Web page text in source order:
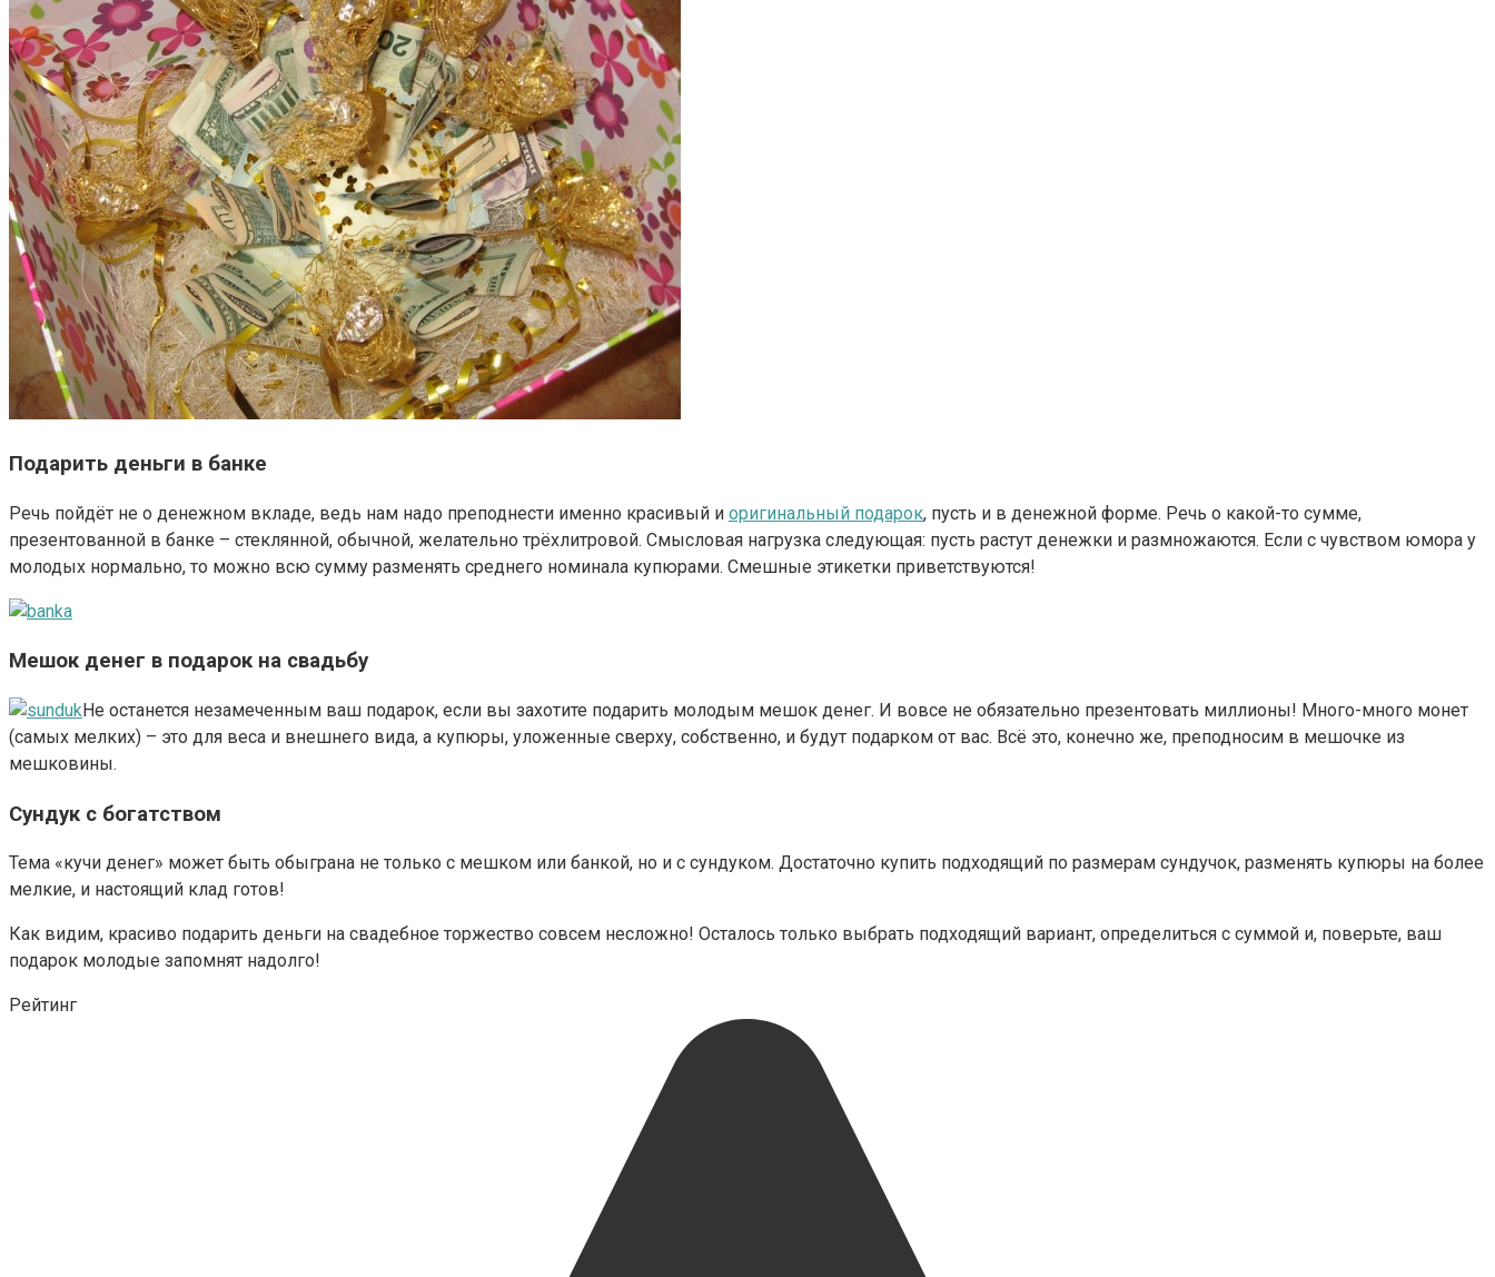
Подарить деньги в банке
Речь пойдёт не о денежном вкладе, ведь нам надо преподнести именно красивый и оригинальный подарок, пусть и в денежной форме. Речь о какой-то сумме,
презентованной в банке – стеклянной, обычной, желательно трёхлитровой. Смысловая нагрузка следующая: пусть растут денежки и размножаются. Если с чувством юмора у
молодых нормально, то можно всю сумму разменять среднего номинала купюрами. Смешные этикетки приветствуются!
Мешок денег в подарок на свадьбу
Не останется незамеченным ваш подарок, если вы захотите подарить молодым мешок денег. И вовсе не обязательно презентовать миллионы! Много-много монет
(самых мелких) – это для веса и внешнего вида, а купюры, уложенные сверху, собственно, и будут подарком от вас. Всё это, конечно же, преподносим в мешочке из
мешковины.
Сундук с богатством
Тема «кучи денег» может быть обыграна не только с мешком или банкой, но и с сундуком. Достаточно купить подходящий по размерам сундучок, разменять купюры на более
мелкие, и настоящий клад готов!
Как видим, красиво подарить деньги на свадебное торжество совсем несложно! Осталось только выбрать подходящий вариант, определиться с суммой и, поверьте, ваш
подарок молодые запомнят надолго!
Рейтинг